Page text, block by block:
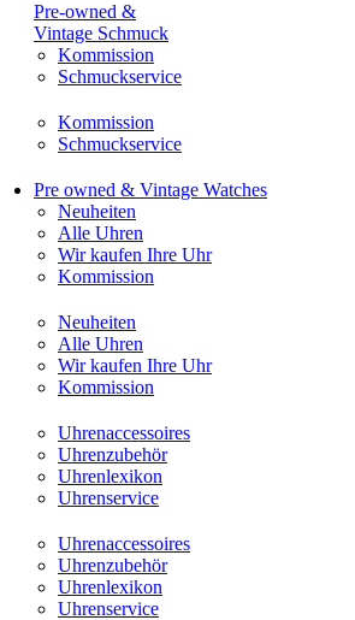
Pre-owned &
Vintage Schmuck
Kommission
Schmuckservice
Kommission
Schmuckservice
Pre owned & Vintage Watches
Neuheiten
Alle Uhren
Wir kaufen Ihre Uhr
Kommission
Neuheiten
Alle Uhren
Wir kaufen Ihre Uhr
Kommission
Uhrenaccessoires
Uhrenzubehör
Uhrenlexikon
Uhrenservice
Uhrenaccessoires
Uhrenzubehör
Uhrenlexikon
Uhrenservice